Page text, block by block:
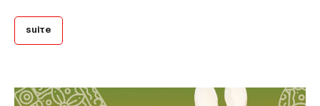
Suite